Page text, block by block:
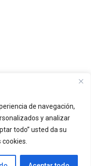
de navegación,
y analizar
todo” usted da su
Portal de
¿Qué es Arkiplus?